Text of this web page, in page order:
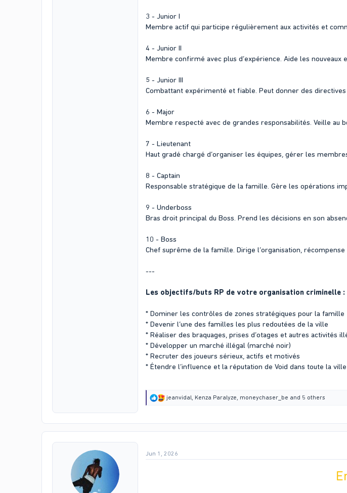
3 - Junior I
Membre actif qui participe régulièrement aux activités et
4 - Junior II
Membre confirmé avec plus d’expérience. Aide les
5 - Junior III
Combattant expérimenté et fiable. Peut donner des
6 - Major
Membre respecté avec de grandes responsabilités. Veille au
7 - Lieutenant
Haut gradé chargé d’organiser les équipes, gérer les
8 - Captain
Responsable stratégique de la famille. Gère les opérations
9 - Underboss
Bras droit principal du Boss. Prend les décisions en son
10 - Boss
Chef suprême de la famille. Dirige l’organisation,
---
Les objectifs/buts RP de votre organisation criminelle :
* Dominer les contrôles de zones stratégiques pour la famille
* Devenir l’une des familles les plus redoutées de la ville
* Réaliser des braquages, prises d’otages et autres activités
* Développer un marché illégal (marché noir)
* Recruter des joueurs sérieux, actifs et motivés
* Étendre l’influence et la réputation de Void dans toute la ville
R
n
s
jeanvidal, Kenza Paralyze, moneychaser_be and 5 others
Jun 1, 2026